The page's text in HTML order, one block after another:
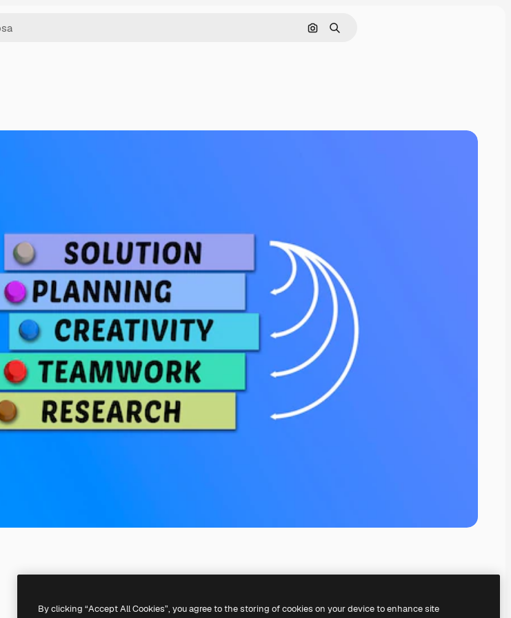
Cerca per immagine
Ricerca
By clicking “Accept All Cookies”, you agree to the storing of cookies on your device to enhance site